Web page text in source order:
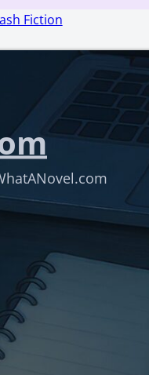
Fiction